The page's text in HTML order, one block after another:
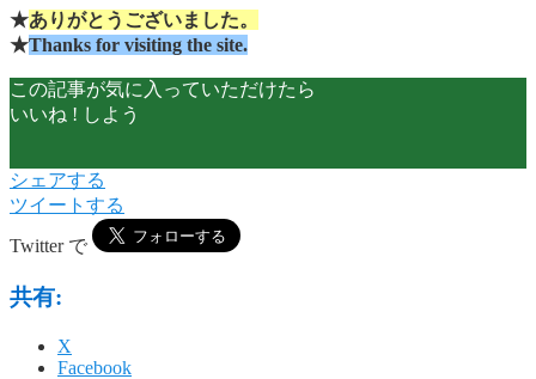
★ありがとうございました。
★Thanks for visiting the site.
この記事が気に入っていただけたら
いいね ! しよう
シェアする
ツイートする
Twitter で
共有:
X
Facebook